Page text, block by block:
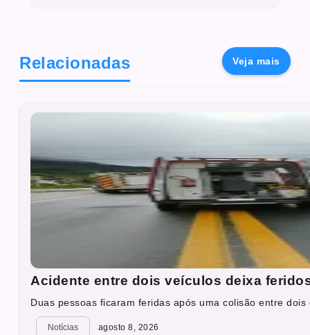
Relacionadas Veja mais
Acidente entre dois veículos deixa
Duas pessoas ficaram feridas após uma colisão entre dois
Notícias agosto 8, 2026